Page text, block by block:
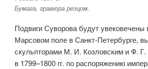
Бумага, гравюра резцом.
Подвиги Суворова будут увековечены
Марсовом поле в Санкт-Петербурге,
скульпторами М. И. Козловским и Ф.
в 1799–1800 гг. по распоряжению